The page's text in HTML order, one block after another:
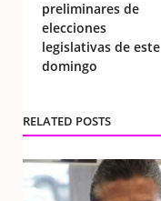
preliminares de
elecciones
legislativas de este
domingo
RELATED POSTS